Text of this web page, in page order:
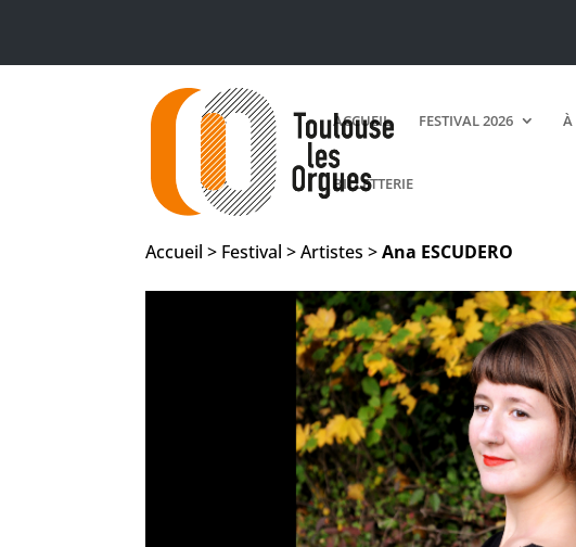
ACCUEIL FESTIVAL 2026 À
BILLETTERIE
Accueil > Festival > Artistes >Ana ESCUDERO